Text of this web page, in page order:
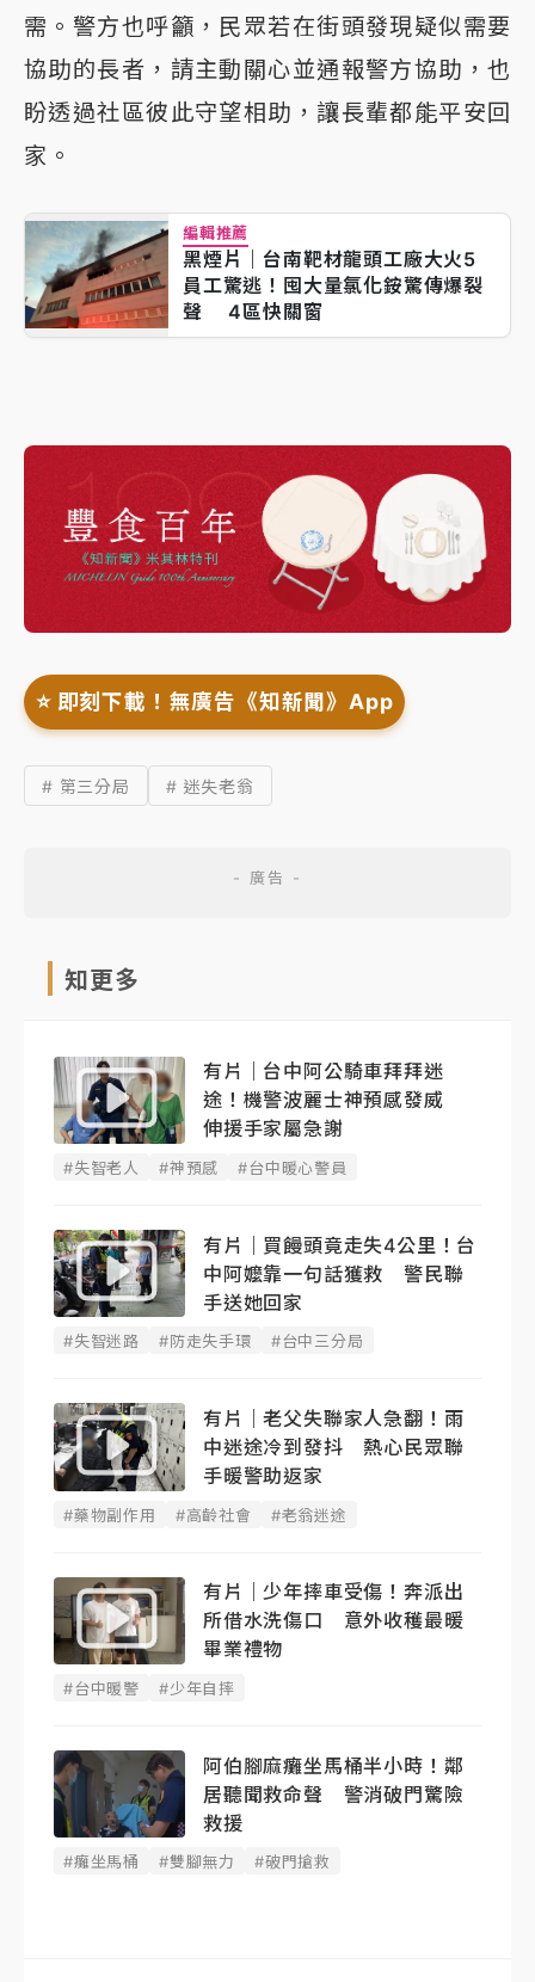
需。警方也呼籲，民眾若在街頭發現疑似需要
協助的長者，請主動關心並通報警方協助，也
盼透過社區彼此守望相助，讓長輩都能平安回
家。
編輯推薦
黑煙片｜台南靶材龍頭工廠大火5
員工驚逃！囤大量氯化銨驚傳爆裂
聲 4區快關窗
⭐️ 即刻下載！無廣告《知新聞》App
# 第三分局 # 迷失老翁
知更多
有片｜台中阿公騎車拜拜迷
途！機警波麗士神預感發威
伸援手家屬急謝
#失智老人 #神預感 #台中暖心警員
有片｜買饅頭竟走失4公里！台
中阿嬤靠一句話獲救 警民聯
手送她回家
#失智迷路 #防走失手環 #台中三分局
有片｜老父失聯家人急翻！雨
中迷途冷到發抖 熱心民眾聯
手暖警助返家
#藥物副作用 #高齡社會 #老翁迷途
有片｜少年摔車受傷！奔派出
所借水洗傷口 意外收穫最暖
畢業禮物
#台中暖警 #少年自摔
阿伯腳麻癱坐馬桶半小時！鄰
居聽聞救命聲 警消破門驚險
救援
#癱坐馬桶 #雙腳無力 #破門搶救